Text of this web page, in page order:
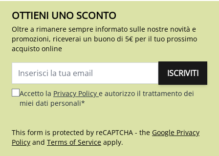
OTTIENI UNO SCONTO
Oltre a rimanere sempre informato sulle nostre novità e
promozioni, riceverai un buono di 5€ per il tuo prossimo
acquisto online
ISCRIVITI
Accetto la Privacy Policy e autorizzo il trattamento dei
miei dati personali*
This form is protected by reCAPTCHA - the Google Privacy
Policy and Terms of Service apply.